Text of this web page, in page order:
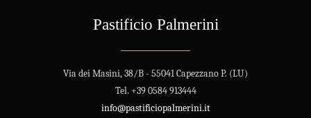
Pastificio Palmerini
Via dei Masini, 38/B - 55041 Capezzano P. (LU)
Tel. +39 0584 913444
info@pastificiopalmerini.it